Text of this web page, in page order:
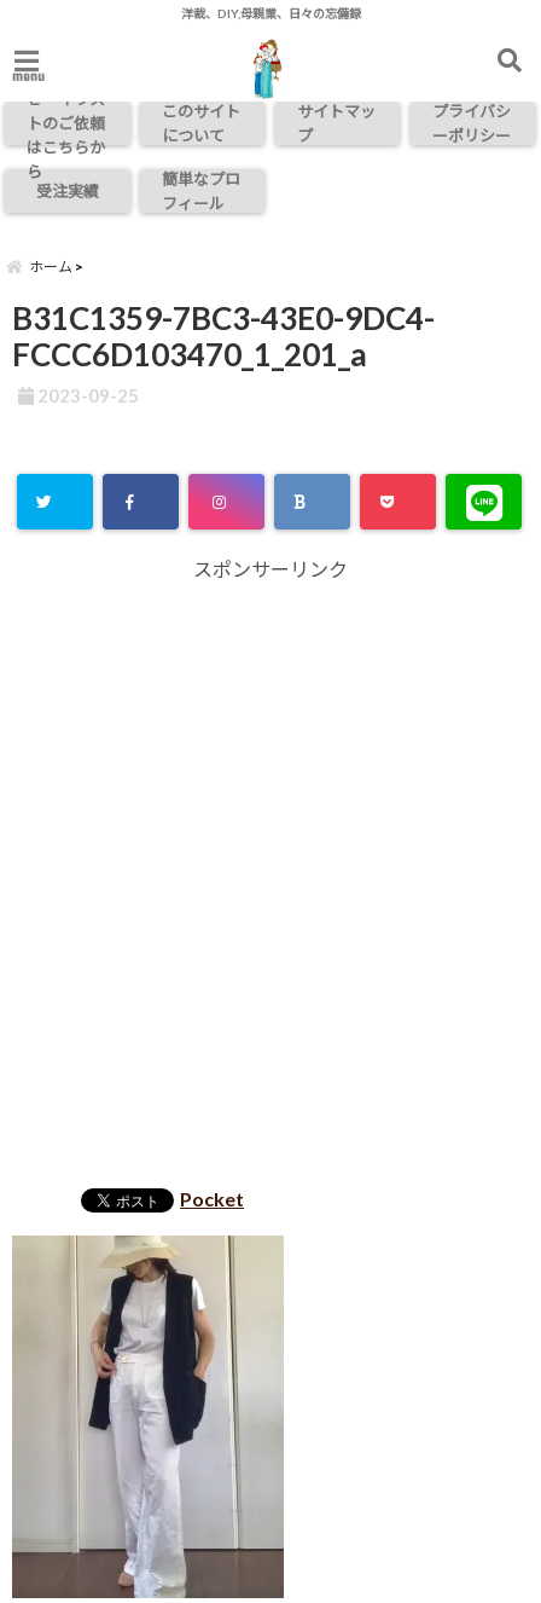
洋裁、DIY,母親業、日々の忘備録
menuお問い合わ
せ・イラス
トのご依頼
はこちらか
ら
このサイト
について
サイトマッ
プ
プライバシ
ーポリシー
受注実績
簡単なプロ
フィール
ホーム
B31C1359-7BC3-43E0-9DC4-
FCCC6D103470_1_201_a
2023-09-25
スポンサーリンク
Pocket